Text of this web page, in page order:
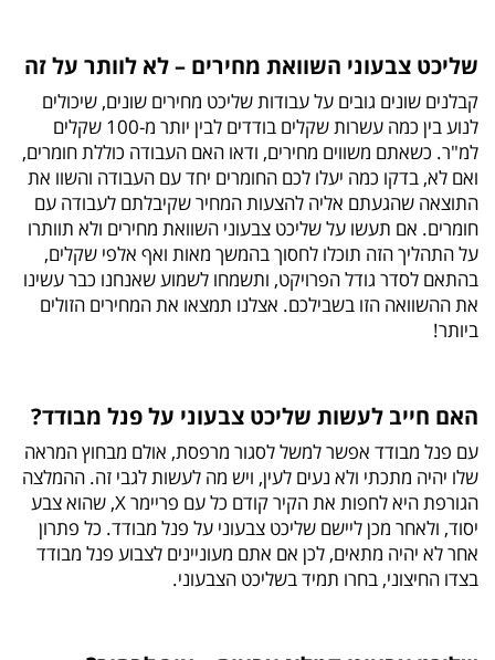
שליכט צבעוני השוואת מחירים – לא לוותר על זה
קבלנים שונים גובים על עבודות שליכט מחירים שונים, שיכולים
לנוע בין כמה עשרות שקלים בודדים לבין יותר מ-100 שקלים
למ"ר. כשאתם משווים מחירים, ודאו האם העבודה כוללת חומרים,
ואם לא, בדקו כמה יעלו לכם החומרים יחד עם העבודה והשוו את
התוצאה שהגעתם אליה להצעות המחיר שקיבלתם לעבודה עם
חומרים. אם תעשו על שליכט צבעוני השוואת מחירים ולא תוותרו
על התהליך הזה תוכלו לחסוך בהמשך מאות ואף אלפי שקלים,
בהתאם לסדר גודל הפרויקט, ותשמחו לשמוע שאנחנו כבר עשינו
את ההשוואה הזו בשבילכם. אצלנו תמצאו את המחירים הזולים
ביותר!
האם חייב לעשות שליכט צבעוני על פנל מבודד?
עם פנל מבודד אפשר למשל לסגור מרפסת, אולם מבחוץ המראה
שלו יהיה מתכתי ולא נעים לעין, ויש מה לעשות לגבי זה. ההמלצה
הגורפת היא לחפות את הקיר קודם כל עם פריימר X, שהוא צבע
יסוד, ולאחר מכן ליישם שליכט צבעוני על פנל מבודד. כל פתרון
אחר לא יהיה מתאים, לכן אם אתם מעוניינים לצבוע פנל מבודד
בצדו החיצוני, בחרו תמיד בשליכט הצבעוני.